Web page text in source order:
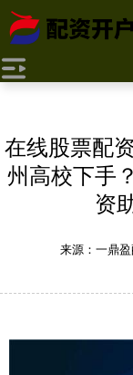
在线股票配
州高校下手
资
来源：一鼎